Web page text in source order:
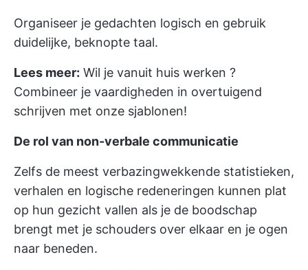
Organiseer je gedachten logisch en gebruik
duidelijke, beknopte taal.
Lees meer: Wil je vanuit huis werken ?
Combineer je vaardigheden in overtuigend
schrijven met onze sjablonen!
De rol van non-verbale communicatie
Zelfs de meest verbazingwekkende statistieken,
verhalen en logische redeneringen kunnen plat
op hun gezicht vallen als je de boodschap
brengt met je schouders over elkaar en je ogen
naar beneden.